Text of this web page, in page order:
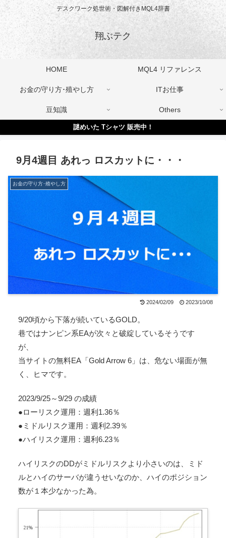
デスクワーク処世術・図解付きMQL4辞書
翔ぶテク
HOME MQL4 リファレンス
お金の守り方･殖やし方 ITお仕事
豆知識 Others
謎めいた Tシャツ 販売中！
9月4週目 あれっ ロスカットに・・・
お金の守り方･殖やし方
2024/02/09 2023/10/08
9/20頃から下落が続いているGOLD。
巷ではナンピン系EAが次々と破綻しているそうです
が、
当サイトの無料EA「Gold Arrow 6」は、危ない場面が無
く、ヒマです。
2023/9/25～9/29 の成績
●ローリスク運用：週利1.36％
●ミドルリスク運用：週利2.39％
●ハイリスク運用：週利6.23％
ハイリスクのDDがミドルリスクより小さいのは、ミド
ルとハイのサーバが違うせいなのか、ハイのポジション
数が１本少なかった為。